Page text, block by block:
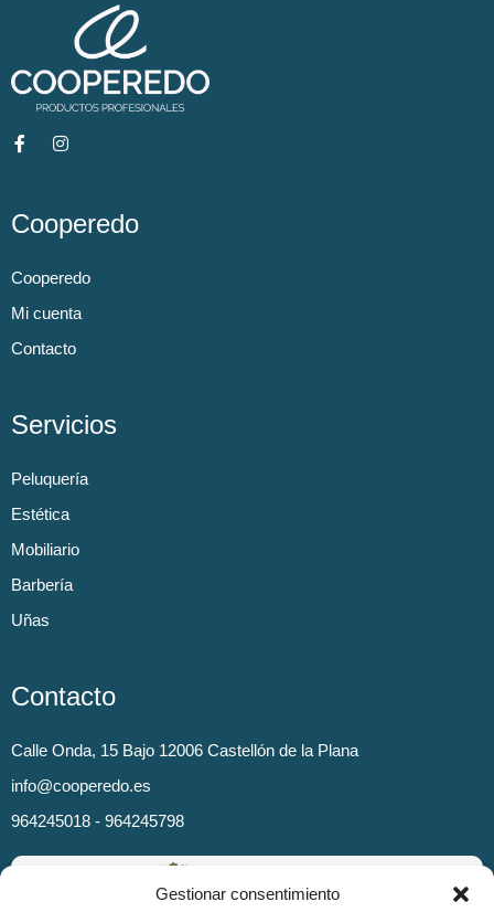
Gestionar consentimiento
Cooperedo
Cooperedo
Mi cuenta
Contacto
Servicios
Peluquería
Estética
Mobiliario
Barbería
Uñas
Contacto
Calle Onda, 15 Bajo 12006 Castellón de la Plana
info@cooperedo.es
964245018 - 964245798